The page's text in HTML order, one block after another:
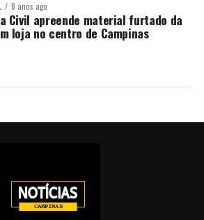
8 anos ago
Civil apreende material furtado da
loja no centro de Campinas